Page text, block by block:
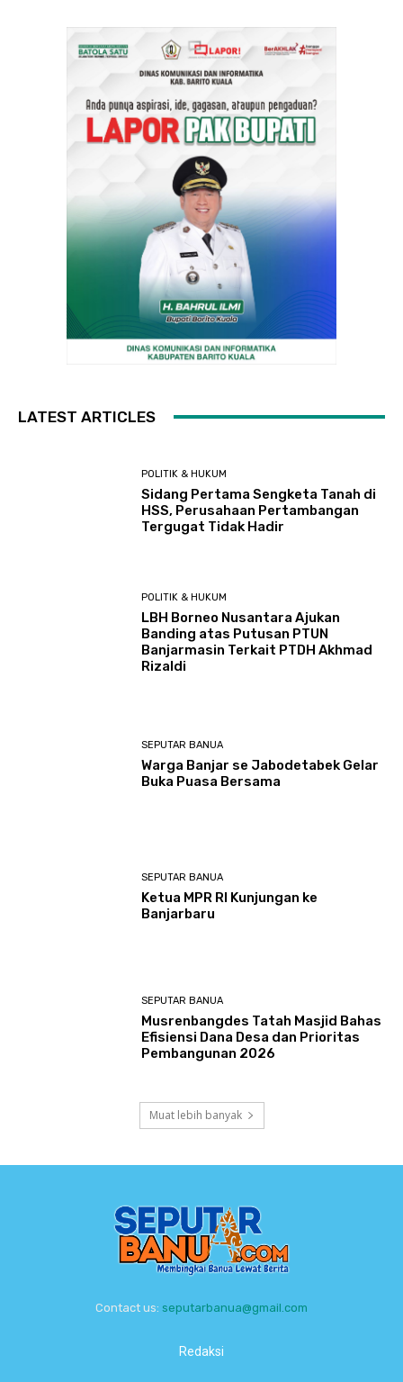
LATEST ARTICLES
POLITIK & HUKUM
Sidang Pertama Sengketa Tanah di
HSS, Perusahaan Pertambangan
Tergugat Tidak Hadir
POLITIK & HUKUM
LBH Borneo Nusantara Ajukan
Banding atas Putusan PTUN
Banjarmasin Terkait PTDH Akhmad
Rizaldi
SEPUTAR BANUA
Warga Banjar se Jabodetabek Gelar
Buka Puasa Bersama
SEPUTAR BANUA
Ketua MPR RI Kunjungan ke
Banjarbaru
SEPUTAR BANUA
Musrenbangdes Tatah Masjid Bahas
Efisiensi Dana Desa dan Prioritas
Pembangunan 2026
Muat lebih banyak
Contact us: seputarbanua@gmail.com
Redaksi